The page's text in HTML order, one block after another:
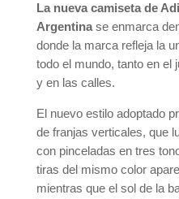
La nueva camiseta de
Argentinase enmarca
donde la marca refleja la
todo el mundo, tanto en el
y en las calles.
El nuevo estilo adoptado
de franjas verticales, que
con pinceladas en tres
tiras del mismo color
mientras que el sol de la